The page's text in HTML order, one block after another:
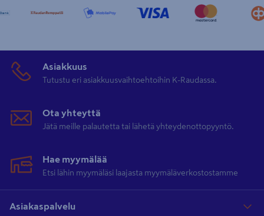
Asiakkuus
Tutustu eri asiakkuusvaihtoehtoihin K-Raudassa.
Ota yhteyttä
Jätä meille palautetta tai lähetä yhteydenottopyyntö.
Hae myymälää
Etsi lähin myymäläsi laajasta myymäläverkostostamme
Asiakaspalvelu